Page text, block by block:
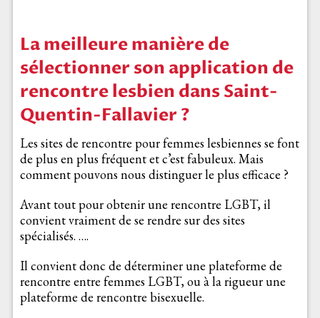
La meilleure manière de
sélectionner son application de
rencontre lesbien dans Saint-
Quentin-Fallavier ?
Les sites de rencontre pour femmes lesbiennes se font
de plus en plus fréquent et c’est fabuleux. Mais
comment pouvons nous distinguer le plus efficace ?
Avant tout pour obtenir une rencontre LGBT, il
convient vraiment de se rendre sur des sites
spécialisés. ….
Il convient donc de déterminer une plateforme de
rencontre entre femmes LGBT, ou à la rigueur une
plateforme de rencontre bisexuelle.